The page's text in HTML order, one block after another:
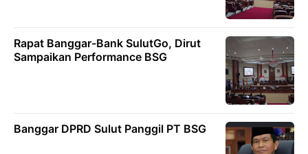
Rapat Banggar-Bank SulutGo, Dirut
Sampaikan Performance BSG
Banggar DPRD Sulut Panggil PT BSG